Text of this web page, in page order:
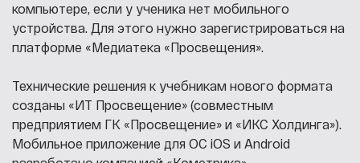
компьютере, если у ученика нет мобильного
устройства. Для этого нужно зарегистрироваться на
платформе «Медиатека «Просвещения».
Технические решения к учебникам нового формата
созданы «ИТ Просвещение» (совместным
предприятием ГК «Просвещение» и «ИКС Холдинга»).
Мобильное приложение для OC iOS и Android